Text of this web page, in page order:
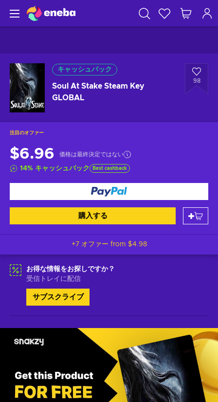
キャッシュバック
Soul At Stake Steam Key
GLOBAL
98
注目のオファー
$6.96 価格は最終決定ではない
14% キャッシュバック Best cashback
購入する
+7 オファー from $4.98
お得な情報をお探しですか？
受信トレイに配信
サブスクライブ